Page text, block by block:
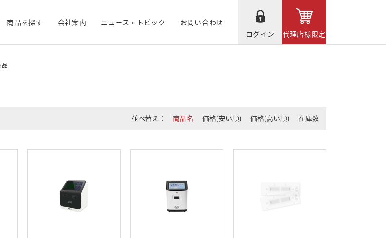
商品を探す 会社案内 ニュース・トピック
お問い合わせ
ログイン
代理店様限定
品
並べ替え： 商品名 価格(安い順) 価格(高い順) 在庫数